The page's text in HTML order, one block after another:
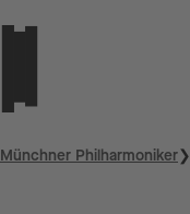
Münchner Philharmoniker❯